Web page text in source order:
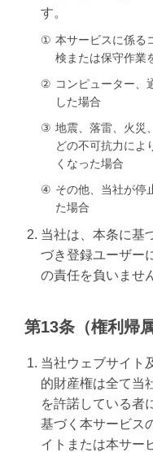
す。
① 本サービスに係る
検または保守作業
② コンピューター、
した場合
③ 地震、落雷、火災
どの不可抗力によ
くなった場合
④ その他、当社が停
た場合
当社は、本条に基
づき登録ユーザー
の責任を負いませ
第13条（権利帰属
当社ウェブサイト
的財産権は全て当
を許諾している者
基づく本サービス
イトまたは本サー